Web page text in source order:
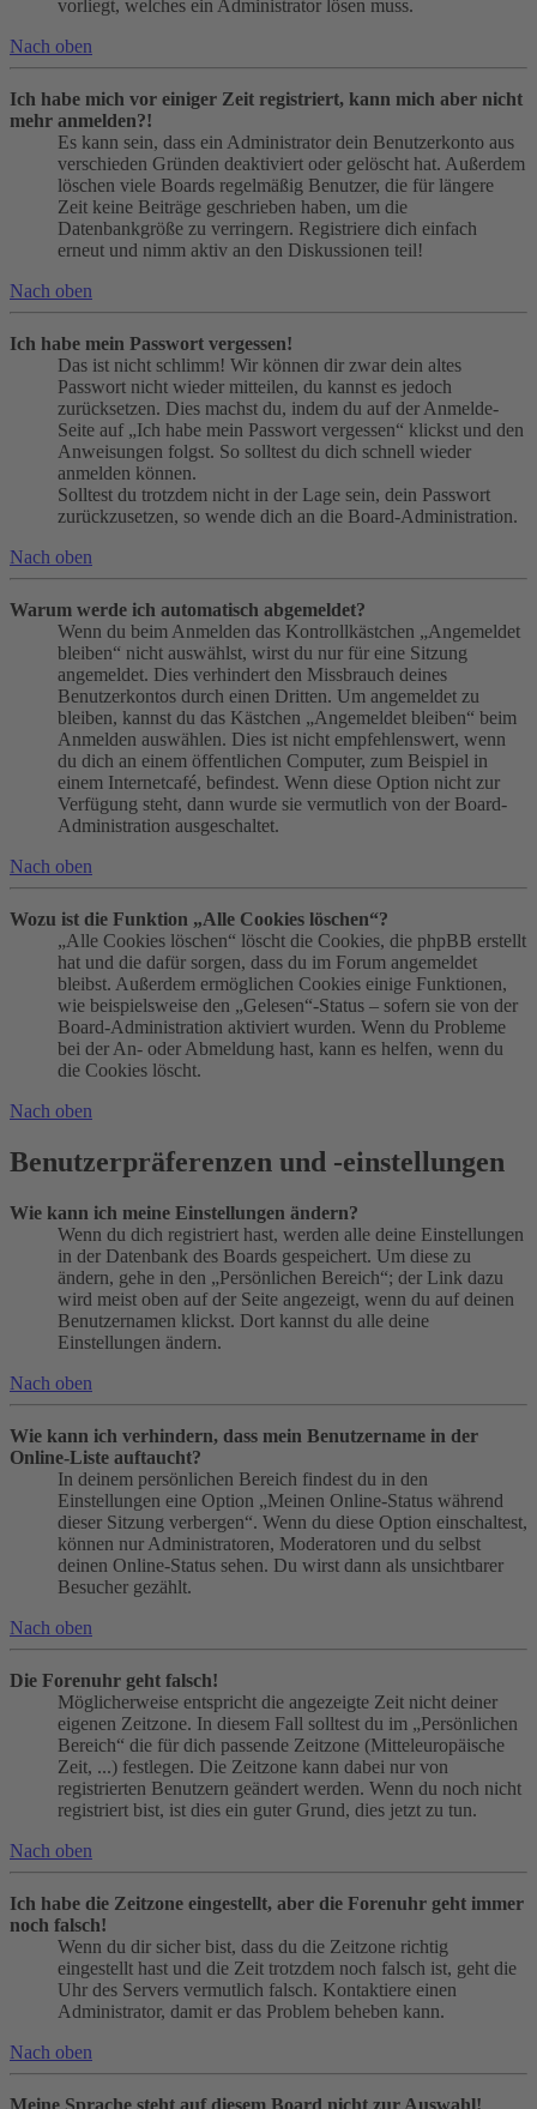
vorliegt, welches ein Administrator lösen muss.
Nach oben
Ich habe mich vor einiger Zeit registriert, kann mich aber nicht
mehr anmelden?!
Es kann sein, dass ein Administrator dein Benutzerkonto aus
verschieden Gründen deaktiviert oder gelöscht hat. Außerdem
löschen viele Boards regelmäßig Benutzer, die für längere
Zeit keine Beiträge geschrieben haben, um die
Datenbankgröße zu verringern. Registriere dich einfach
erneut und nimm aktiv an den Diskussionen teil!
Nach oben
Ich habe mein Passwort vergessen!
Das ist nicht schlimm! Wir können dir zwar dein altes
Passwort nicht wieder mitteilen, du kannst es jedoch
zurücksetzen. Dies machst du, indem du auf der Anmelde-
Seite auf „Ich habe mein Passwort vergessen“ klickst und den
Anweisungen folgst. So solltest du dich schnell wieder
anmelden können.
Solltest du trotzdem nicht in der Lage sein, dein Passwort
zurückzusetzen, so wende dich an die Board-Administration.
Nach oben
Warum werde ich automatisch abgemeldet?
Wenn du beim Anmelden das Kontrollkästchen „Angemeldet
bleiben“ nicht auswählst, wirst du nur für eine Sitzung
angemeldet. Dies verhindert den Missbrauch deines
Benutzerkontos durch einen Dritten. Um angemeldet zu
bleiben, kannst du das Kästchen „Angemeldet bleiben“ beim
Anmelden auswählen. Dies ist nicht empfehlenswert, wenn
du dich an einem öffentlichen Computer, zum Beispiel in
einem Internetcafé, befindest. Wenn diese Option nicht zur
Verfügung steht, dann wurde sie vermutlich von der Board-
Administration ausgeschaltet.
Nach oben
Wozu ist die Funktion „Alle Cookies löschen“?
„Alle Cookies löschen“ löscht die Cookies, die phpBB erstellt
hat und die dafür sorgen, dass du im Forum angemeldet
bleibst. Außerdem ermöglichen Cookies einige Funktionen,
wie beispielsweise den „Gelesen“-Status – sofern sie von der
Board-Administration aktiviert wurden. Wenn du Probleme
bei der An- oder Abmeldung hast, kann es helfen, wenn du
die Cookies löscht.
Nach oben
Benutzerpräferenzen und -einstellungen
Wie kann ich meine Einstellungen ändern?
Wenn du dich registriert hast, werden alle deine Einstellungen
in der Datenbank des Boards gespeichert. Um diese zu
ändern, gehe in den „Persönlichen Bereich“; der Link dazu
wird meist oben auf der Seite angezeigt, wenn du auf deinen
Benutzernamen klickst. Dort kannst du alle deine
Einstellungen ändern.
Nach oben
Wie kann ich verhindern, dass mein Benutzername in der
Online-Liste auftaucht?
In deinem persönlichen Bereich findest du in den
Einstellungen eine Option „Meinen Online-Status während
dieser Sitzung verbergen“. Wenn du diese Option einschaltest,
können nur Administratoren, Moderatoren und du selbst
deinen Online-Status sehen. Du wirst dann als unsichtbarer
Besucher gezählt.
Nach oben
Die Forenuhr geht falsch!
Möglicherweise entspricht die angezeigte Zeit nicht deiner
eigenen Zeitzone. In diesem Fall solltest du im „Persönlichen
Bereich“ die für dich passende Zeitzone (Mitteleuropäische
Zeit, ...) festlegen. Die Zeitzone kann dabei nur von
registrierten Benutzern geändert werden. Wenn du noch nicht
registriert bist, ist dies ein guter Grund, dies jetzt zu tun.
Nach oben
Ich habe die Zeitzone eingestellt, aber die Forenuhr geht immer
noch falsch!
Wenn du dir sicher bist, dass du die Zeitzone richtig
eingestellt hast und die Zeit trotzdem noch falsch ist, geht die
Uhr des Servers vermutlich falsch. Kontaktiere einen
Administrator, damit er das Problem beheben kann.
Nach oben
Meine Sprache steht auf diesem Board nicht zur Auswahl!